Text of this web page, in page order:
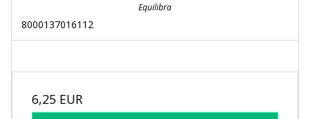
Equilibra
8000137016112
6,25 EUR